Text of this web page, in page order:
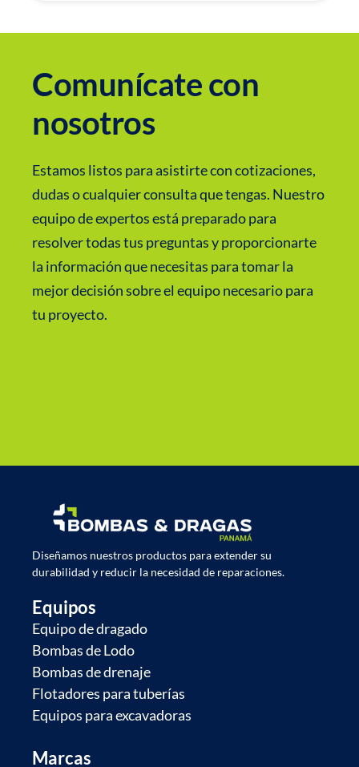
Comunícate con
nosotros
Estamos listos para asistirte con cotizaciones,
dudas o cualquier consulta que tengas. Nuestro
equipo de expertos está preparado para
resolver todas tus preguntas y proporcionarte
la información que necesitas para tomar la
mejor decisión sobre el equipo necesario para
tu proyecto.
Diseñamos nuestros productos para extender su
durabilidad y reducir la necesidad de reparaciones.
Equipos
Equipo de dragado
Bombas de Lodo
Bombas de drenaje
Flotadores para tuberías
Equipos para excavadoras
Marcas